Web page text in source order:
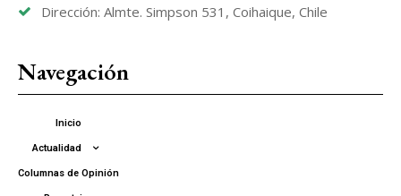
Dirección: Almte. Simpson 531, Coihaique, Chile
Navegación
Inicio
Actualidad
Columnas de Opinión